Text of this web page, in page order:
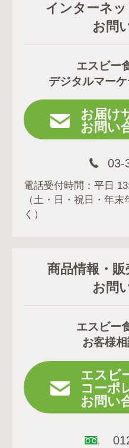
インターネ
お問
エスビー
デジタルマー
お届け
お問い
03-
電話受付時間：平日
（土・日・祝日・年
く）
商品情報・
お問
エスビー
お客様
エスビ
コーポ
お問い